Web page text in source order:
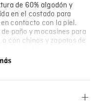
de 60% algodón y
en el costado para
contacto con la piel.
paño y mocasines para
con chinos y zapatos de
con código de vestir